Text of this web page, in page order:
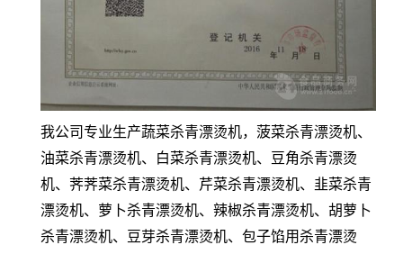
我公司专业生产蔬菜杀青漂烫机，菠菜杀青漂烫机、
油菜杀青漂烫机、白菜杀青漂烫机、豆角杀青漂烫
机、荠荠菜杀青漂烫机、芹菜杀青漂烫机、韭菜杀青
漂烫机、萝卜杀青漂烫机、辣椒杀青漂烫机、胡萝卜
杀青漂烫机、豆芽杀青漂烫机、包子馅用杀青漂烫